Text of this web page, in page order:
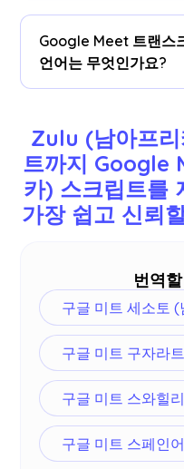
네!방문하세요계기반
에 있는 특정 줄루어 (
시오.
Google Meet 트랜스
언어는 무엇인가요?
어, 힌디어, 우르두어,
어, 버마어, 러시아어,
어 등 77개 언어로 제
올바른 언어를 선택했
Zulu (남아프
트까지 Google
카) 스크립트를
가장 쉽고 신뢰
번역
구글 미트 세소토
구글 미트 구자라
구글 미트 스와힐
구글 미트 스페인